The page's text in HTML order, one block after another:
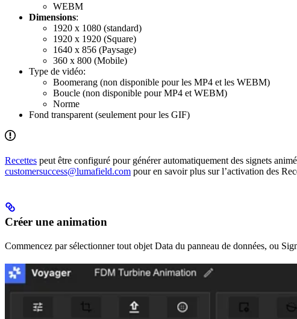
WEBM
Dimensions:
1920 x 1080 (standard)
1920 x 1920 (Square)
1640 x 856 (Paysage)
360 x 800 (Mobile)
Type de vidéo:
Boomerang (non disponible pour les MP4 et les WEBM)
Boucle (non disponible pour MP4 et WEBM)
Norme
Fond transparent (seulement pour les GIF)
Recettes peut être configuré pour générer automatiquement des signets
customersuccess@lumafield.com pour en savoir plus sur l’activation des
Créer une animation
Commencez par sélectionner tout objet Data du panneau de données, ou